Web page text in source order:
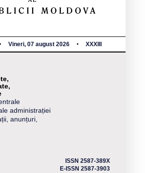
Vineri, 07 august 2026 XXXIII
administrației
anunțuri,
ISSN 2587-389X
E-ISSN 2587-3903